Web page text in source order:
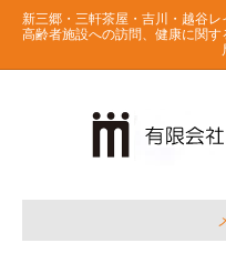
新三郷・三軒茶屋・吉川・越谷レ
高齢者施設への訪問、健康に関